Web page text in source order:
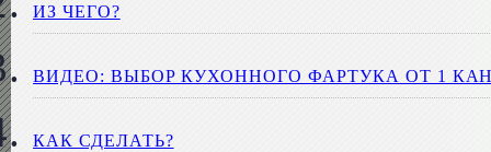
ИЗ ЧЕГО?
ВИДЕО: ВЫБОР КУХОННОГО ФАРТУКА ОТ 1
КАК СДЕЛАТЬ?